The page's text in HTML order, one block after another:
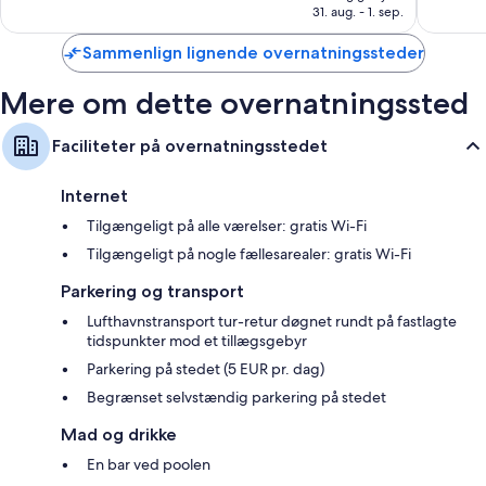
anmeldelser
1.455 kr.
31. aug. - 1. sep.
Sammenlign lignende overnatningssteder
Mere om dette overnatningssted
Faciliteter på overnatningsstedet
Internet
Tilgængeligt på alle værelser: gratis Wi-Fi
Tilgængeligt på nogle fællesarealer: gratis Wi-Fi
Parkering og transport
Lufthavnstransport tur-retur døgnet rundt på fastlagte
tidspunkter mod et tillægsgebyr
Parkering på stedet (5 EUR pr. dag)
Begrænset selvstændig parkering på stedet
Mad og drikke
En bar ved poolen